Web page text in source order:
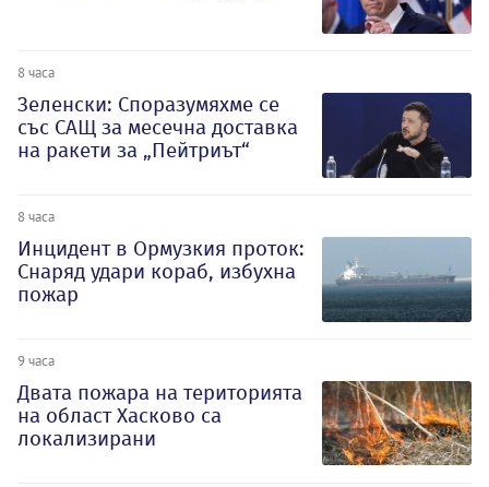
8 часа
Зеленски: Споразумяхме се
със САЩ за месечна доставка
на ракети за „Пейтриът“
8 часа
Инцидент в Ормузкия проток:
Снаряд удари кораб, избухна
пожар
9 часа
Двата пожара на територията
на област Хасково са
локализирани